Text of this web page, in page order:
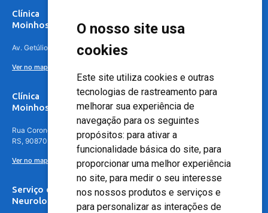
O nosso site usa
cookies
Este site utiliza cookies e outras
tecnologias de rastreamento para
melhorar sua experiência de
navegação para os seguintes
propósitos: para ativar a
funcionalidade básica do site, para
proporcionar uma melhor experiência
no site, para medir o seu interesse
nos nossos produtos e serviços e
para personalizar as interações de
Clínica
Moinhos de Vento Canoas
Av. Getúlio Vargas, 4841 – Centro, Canoas – RS, 92010-010
Ver no mapa
Clínica
Moinhos de Vento - Teresópolis
Rua Coronel Aparício Borges, 250 - 3º andar - Teresópolis, Porto Alegre -
RS, 90870-016
Ver no mapa
Serviço de
Neurologia